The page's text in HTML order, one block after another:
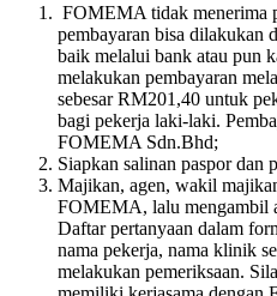
FOMEMA tidak menerima
pembayaran bisa dilakukan
baik melalui bank atau pun
melakukan pembayaran
sebesar RM201,40 untuk
bagi pekerja laki-laki.
FOMEMA Sdn.Bhd;
Siapkan salinan paspor dan
Majikan, agen, wakil
FOMEMA, lalu mengambil
Daftar pertanyaan dalam
nama pekerja, nama klinik
melakukan pemeriksaan.